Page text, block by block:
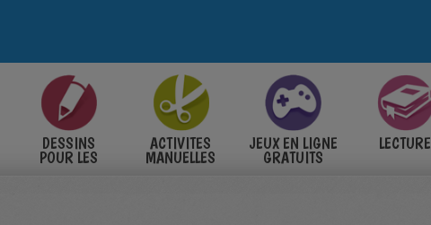
DESSINS
POUR LES
ACTIVITES
MANUELLES
JEUX EN LIGNE
GRATUITS
LECTURE